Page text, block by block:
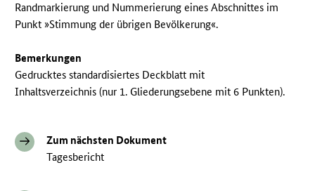
Randmarkierung und Nummerierung eines Abschnittes im
Punkt »Stimmung der übrigen Bevölkerung«.
Bemerkungen
Gedrucktes standardisiertes Deckblatt mit
Inhaltsverzeichnis (nur 1. Gliederungsebene mit 6 Punkten).
Zum nächsten Dokument
Tagesbericht